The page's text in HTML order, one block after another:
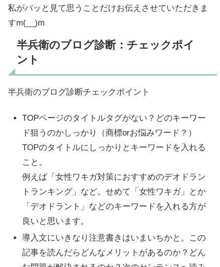
私がパッと見て思うことだけお伝えさせていただきま
すm(__)m
半兵衛のブログ診断：チェックポイ
ント
半兵衛のブログ診断チェックポイント
TOPページのタイトルタグがない？どのキーワー
ド狙うのかしっかり（商標orお悩みワード？）
TOPのタイトルにしっかりとキーワードを入れる
こと。
例えば「女性ワキガ対策におすすめのデオドラン
トランキング」など。せめて「女性ワキガ」とか
「デオドラント」などのキーワードを入れる方が
良いと思います。
導入文にいきなり注意書きはいまいちかと。この
記事を読んだらどんなメリットがあるのか？どん